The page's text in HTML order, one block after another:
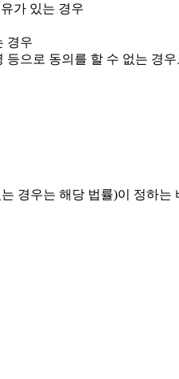
가 있는 경우
경우
으로 동의를 할 수 없는 경
경우는 해당 법률)이 정하